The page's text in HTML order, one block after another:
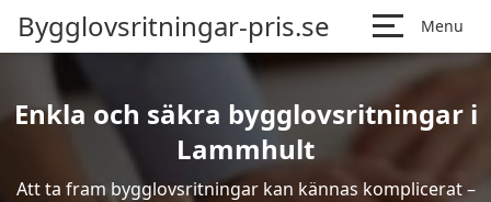
Bygglovsritningar-pris.se Menu
Enkla och säkra bygglovsritningar i
Lammhult
Att ta fram bygglovsritningar kan kännas komplicerat –